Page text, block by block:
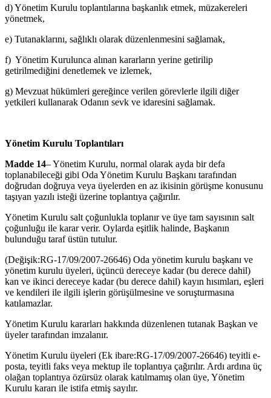
d) Yönetim Kurulu toplantılarına başkanlık etmek, müzakereleri
yönet­mek,
e) Tutanaklarını, sağlıklı olarak düzenlenmesini sağlamak,
f) Yönetim Kurulunca alınan kararların yerine getirilip
getirilmediğini denetlemek ve izlemek,
g) Mevzuat hükümleri gereğince verilen görevlerle ilgili diğer
yetkileri kullanarak Odanın sevk ve idaresini sağlamak.
Yönetim Kurulu Toplantıları
Madde 14– Yönetim Kurulu, normal olarak ayda bir defa
toplanabileceği gibi Oda Yönetim Kurulu Başkanı tarafından
doğrudan doğruya veya üyelerden en az ikisinin görüşme konusunu
taşıyan yazılı isteği üzerine toplantıya çağırılır.
Yönetim Kurulu salt çoğunlukla toplanır ve üye tam sayısının salt
çoğun­luğu ile karar verir. Oylarda eşitlik halinde, Başkanın
bulunduğu taraf üs­tün tutulur.
(Değişik:RG-17/09/2007-26646) Oda yönetim kurulu başkanı ve
yönetim kurulu üyeleri, üçüncü dereceye kadar (bu derece dahil)
kan ve ikinci dereceye kadar (bu derece dahil) kayın hısımları, eşleri
ve kendileri ile ilgili işlerin görüşülmesine ve soruşturmasına
katılamazlar.
Yönetim Kurulu kararları hakkında düzenlenen tutanak Başkan ve
üye­ler tarafından imzalanır.
Yönetim Kurulu üyeleri (Ek ibare:RG-17/09/2007-26646) teyitli e-
posta, teyitli faks veya mektup ile toplantıya çağırılır. Ardı ardına üç
olağan toplantıya özürsüz olarak katılmamış olan üye, Yönetim
Kurulu kararı ile istifa etmiş sayılır.